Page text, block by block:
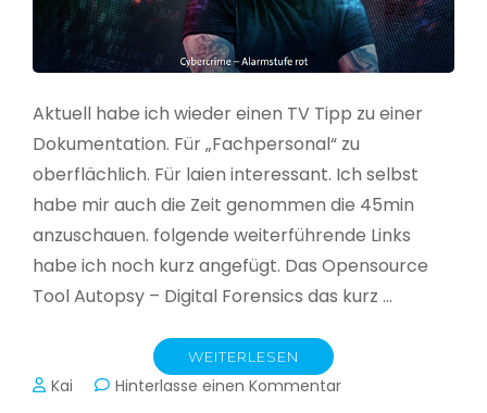
Aktuell habe ich wieder einen TV Tipp zu einer
Dokumentation. Für „Fachpersonal“ zu
oberflächlich. Für laien interessant. Ich selbst
habe mir auch die Zeit genommen die 45min
anzuschauen. folgende weiterführende Links
habe ich noch kurz angefügt. Das Opensource
Tool Autopsy – Digital Forensics das kurz …
WEITERLESEN
Kai Hinterlasse einen Kommentarzu